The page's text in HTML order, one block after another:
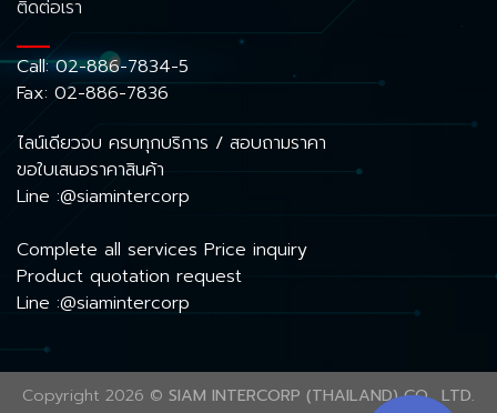
ติดต่อเรา
Call:02-886-7834-5
Fax: 02-886-7836
ไลน์เดียวจบ ครบทุกบริการ / สอบถามราคา
ขอใบเสนอราคาสินค้า
Line :@siamintercorp
Complete all services Price inquiry
Product quotation request
Line :@siamintercorp
Copyright 2026 © SIAM INTERCORP (THAILAND) CO., LTD.